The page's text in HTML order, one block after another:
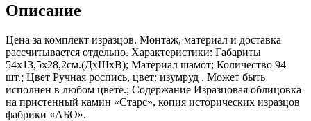
Описание
Цена за комплект изразцов. Монтаж, материал и доставка
рассчитывается отдельно. Характеристики: Габариты
54х13,5х28,2см.(ДхШхВ); Материал шамот; Количество 94
шт.; Цвет Ручная роспись, цвет: изумруд . Может быть
исполнен в любом цвете.; Содержание Изразцовая облицовка
на пристенный камин «Старс», копия исторических изразцов
фабрики «АБО».